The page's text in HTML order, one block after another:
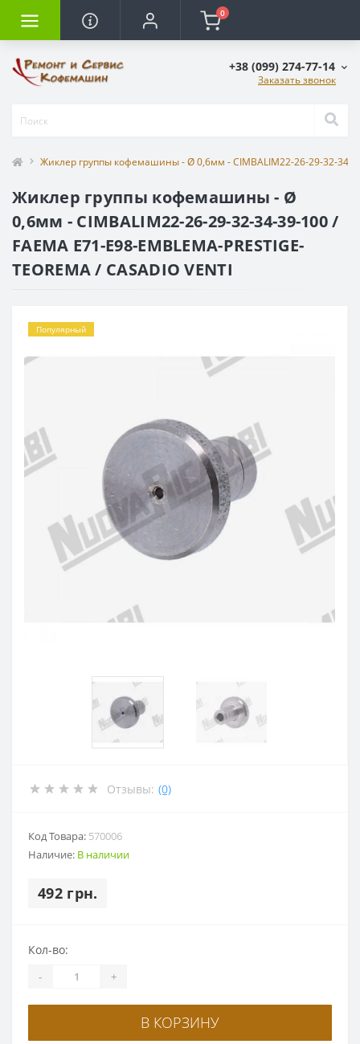
0
+38 (099) 274-77-14
Заказать звонок
Жиклер группы кофемашины - Ø 0,6мм - CIMBALIM22-26-29-32-34-39-
Жиклер группы кофемашины - Ø
0,6мм - CIMBALIM22-26-29-32-34-39-100 /
FAEMA E71-E98-EMBLEMA-PRESTIGE-
TEOREMA / CASADIO VENTI
Популярный
Отзывы: (0)
Код Товара: 570006
Наличие: В наличии
492 грн.
Кол-во:
- +
В КОРЗИНУ